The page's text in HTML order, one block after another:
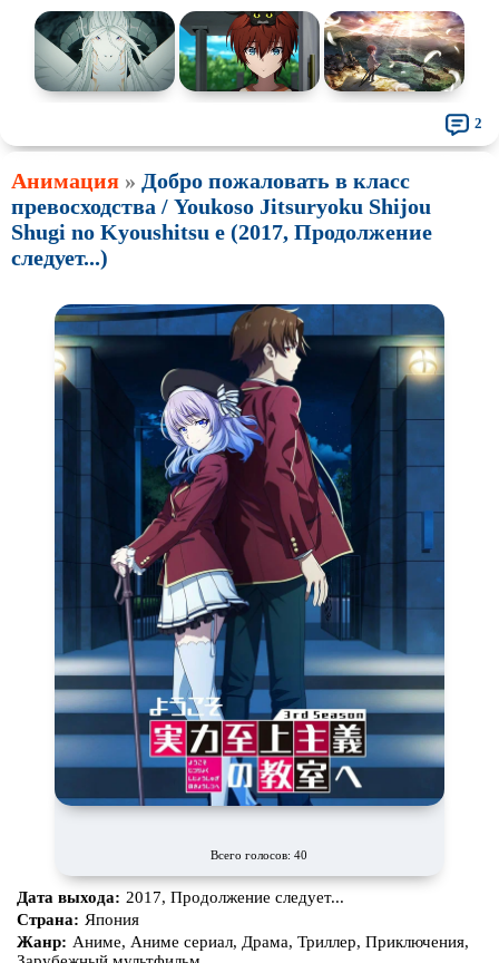
2
Анимация » Добро пожаловать в класс
превосходства / Youkoso Jitsuryoku Shijou
Shugi no Kyoushitsu e (2017, Продолжение
следует...)
Всего голосов: 40
Дата выхода: 2017, Продолжение следует...
Страна: Япония
Жанр: Аниме, Аниме сериал, Драма, Триллер, Приключения,